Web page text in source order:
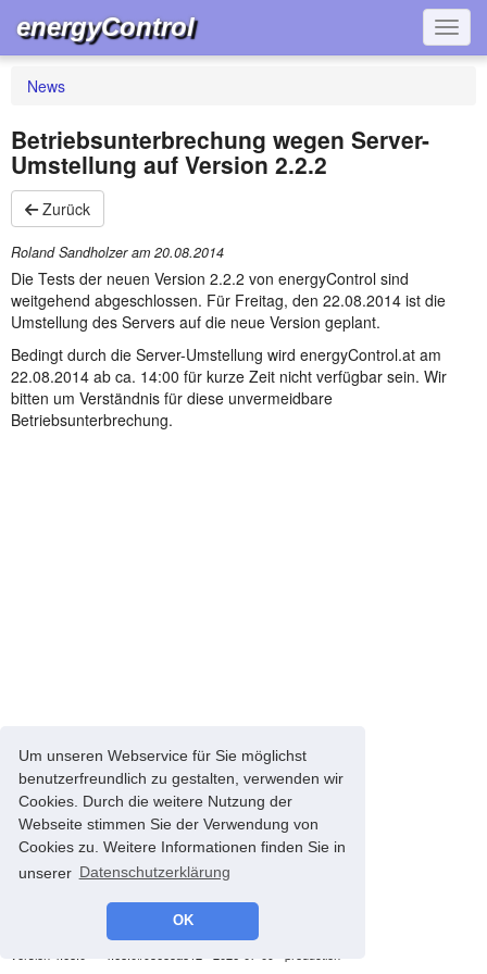
Um unseren Webservice für Sie möglichst
benutzerfreundlich zu gestalten, verwenden wir
Cookies. Durch die weitere Nutzung der
Webseite stimmen Sie der Verwendung von
Cookies zu. Weitere Informationen finden Sie in
unserer Datenschutzerklärung
OK
energyControl
News
Betriebsunterbrechung wegen Server-
Umstellung auf Version 2.2.2
Zurück
Roland Sandholzer am 20.08.2014
Die Tests der neuen Version 2.2.2 von energyControl sind
weitgehend abgeschlossen. Für Freitag, den 22.08.2014 ist die
Umstellung des Servers auf die neue Version geplant.
Bedingt durch die Server-Umstellung wird energyControl.at am
22.08.2014 ab ca. 14:00 für kurze Zeit nicht verfügbar sein. Wir
bitten um Verständnis für diese unvermeidbare
Betriebsunterbrechung.
© 2008-2026 energyControl -Impressum-Datenschutz